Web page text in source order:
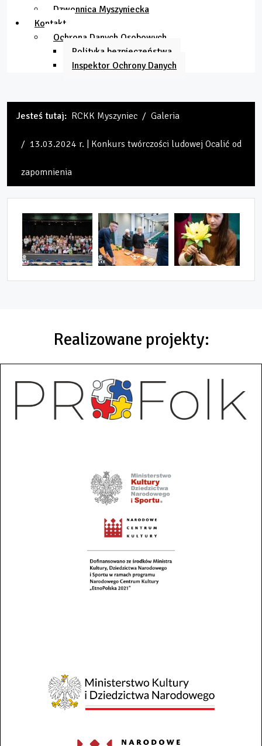
Dzwonnica Myszyniecka
Kontakt
Ochrona Danych Osobowych
Polityka bezpieczeństwa
Inspektor Ochrony Danych
Jesteś tutaj: RCKK Myszyniec Galeria
13.03.2024 r. | Konkurs twórczości ludowej Ocalić od
zapomnienia
Realizowane projekty: